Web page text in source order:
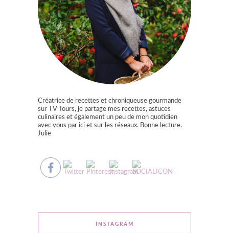
Créatrice de recettes et chroniqueuse gourmande
sur TV Tours, je partage mes recettes, astuces
culinaires et également un peu de mon quotidien
avec vous par ici et sur les réseaux. Bonne lecture.
Julie
INSTAGRAM